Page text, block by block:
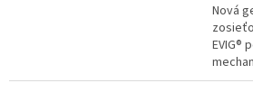
Nová
EVIG®
všetko